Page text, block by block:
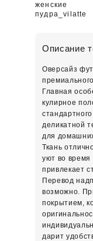
женские
пудра_vilatte
Описание
Оверсайз
Главная
кулирное
деликатной
для
Ткань
уют во время
привлекает
Перевод
возможно.
покрытием,
дарит